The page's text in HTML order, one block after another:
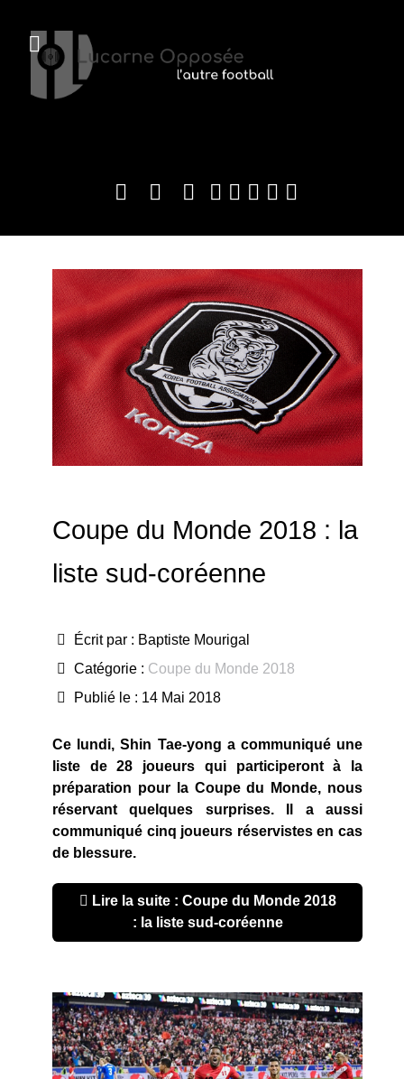
Coupe du Monde 2018 : la
liste sud-coréenne
Écrit par : Baptiste Mourigal
Catégorie : Coupe du Monde 2018
Publié le : 14 Mai 2018
Ce lundi, Shin Tae-yong a communiqué une
liste de 28 joueurs qui participeront à la
préparation pour la Coupe du Monde, nous
réservant quelques surprises. Il a aussi
communiqué cinq joueurs réservistes en cas
de blessure.
Lire la suite : Coupe du Monde 2018
: la liste sud-coréenne